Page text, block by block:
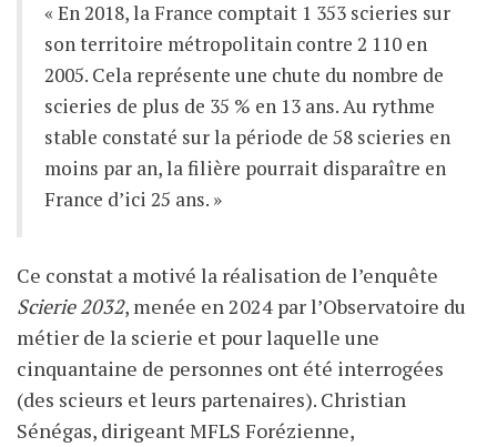
« En 2018, la France comptait 1 353 scieries sur
son territoire métropolitain contre 2 110 en
2005. Cela représente une chute du nombre de
scieries de plus de 35 % en 13 ans. Au rythme
stable constaté sur la période de 58 scieries en
moins par an, la filière pourrait disparaître en
France d’ici 25 ans. »
Ce constat a motivé la réalisation de l’enquête
Scierie 2032, menée en 2024 par l’Observatoire du
métier de la scierie et pour laquelle une
cinquantaine de personnes ont été interrogées
(des scieurs et leurs partenaires). Christian
Sénégas, dirigeant MFLS Forézienne,